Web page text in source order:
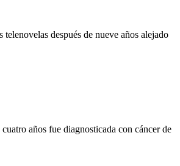
después de nueve años alejado
años fue diagnosticada con cáncer de